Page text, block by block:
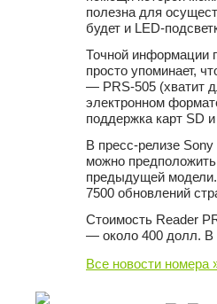
полезна для
будет и LED-
Точной информации
просто упоминает,
— PRS-505 (хватит
электронном
поддержка карт SD
В пресс-релизе
можно
предыдущей модели.
7500 обновлений
Стоимость Reader
— около 400 долл. В
Все новости номера